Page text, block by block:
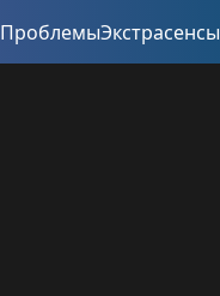
ПроблемыЭкстрасенсы